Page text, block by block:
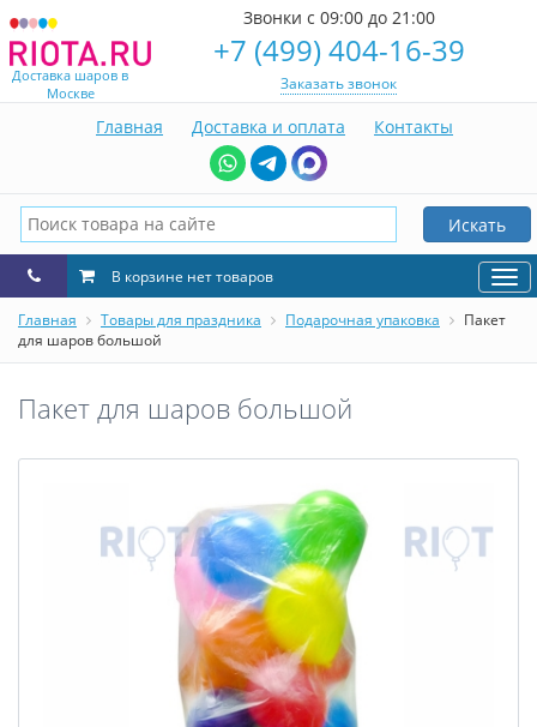
Доставка шаров в
Москве
Звонки с 09:00 до 21:00
+7 (499) 404-16-39
Заказать звонок
Главная Доставка и оплата Контакты
Искать
В корзине нет товаров
Главная Товары для праздника Подарочная упаковка
Пакет
для шаров большой
Пакет для шаров большой